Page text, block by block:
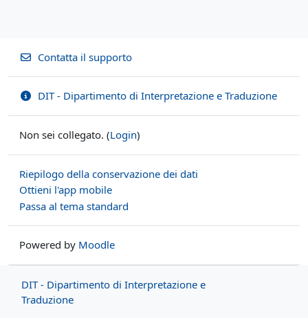
Contatta il supporto
DIT - Dipartimento di Interpretazione e Traduzione
Non sei collegato. (Login)
Riepilogo della conservazione dei dati
Ottieni l'app mobile
Passa al tema standard
Powered by Moodle
DIT - Dipartimento di Interpretazione e
Traduzione